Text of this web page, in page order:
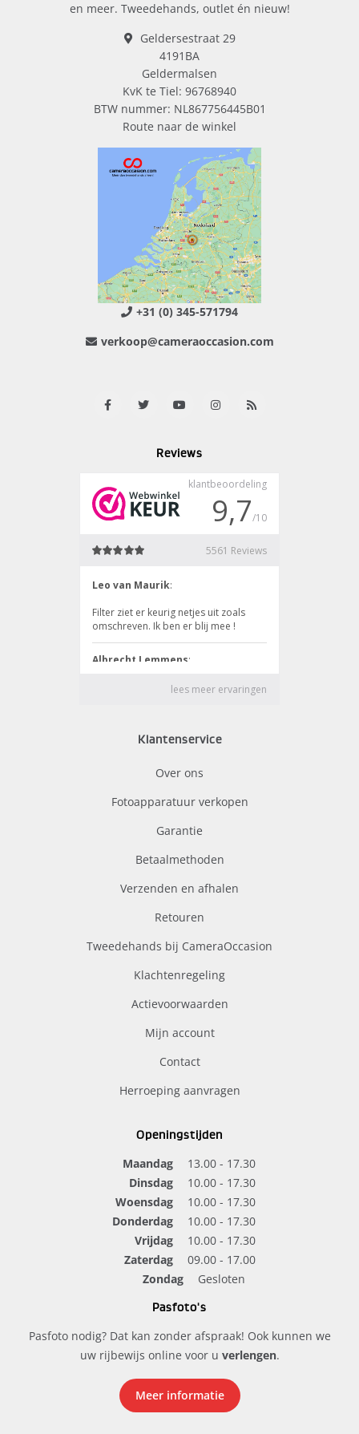
en meer. Tweedehands, outlet én nieuw!
Geldersestraat 29
4191BA
Geldermalsen
KvK te Tiel: 96768940
BTW nummer: NL867756445B01
Route naar de winkel
+31 (0) 345-571794
verkoop@cameraoccasion.com
Reviews
Klantenservice
Over ons
Fotoapparatuur verkopen
Garantie
Betaalmethoden
Verzenden en afhalen
Retouren
Tweedehands bij CameraOccasion
Klachtenregeling
Actievoorwaarden
Mijn account
Contact
Herroeping aanvragen
Openingstijden
Maandag
13.00 - 17.30
Dinsdag
10.00 - 17.30
Woensdag
10.00 - 17.30
Donderdag
10.00 - 17.30
Vrijdag
10.00 - 17.30
Zaterdag
09.00 - 17.00
Zondag
Gesloten
Pasfoto's
Pasfoto nodig? Dat kan zonder afspraak! Ook kunnen we
uw rijbewijs online voor u verlengen.
Meer informatie